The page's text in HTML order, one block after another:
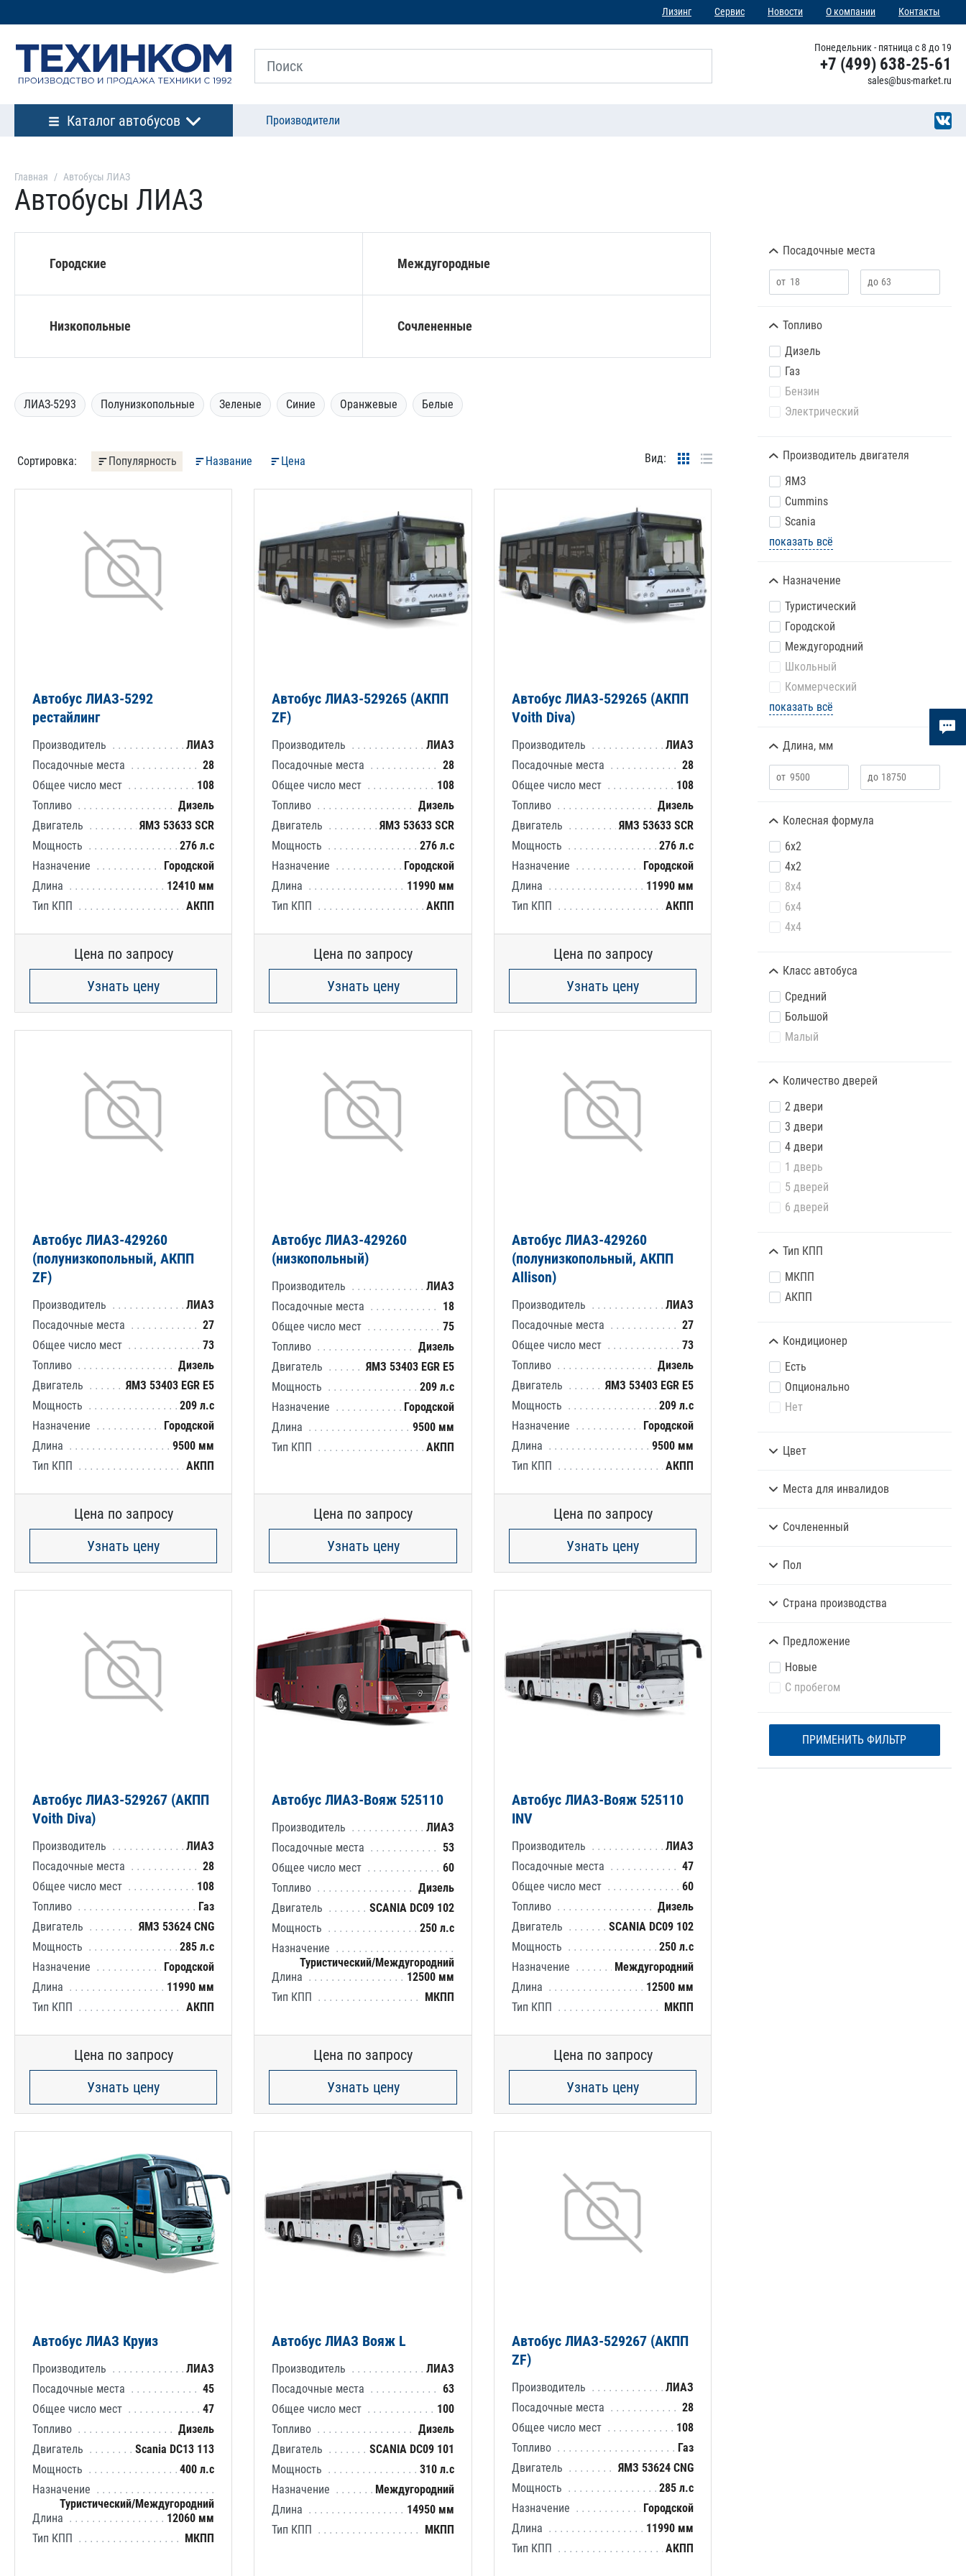
Лизинг Сервис Новости О компании Контакты
Понедельник - пятница с 8 до 19
+7 (499) 638-25-61
sales@bus-market.ru
Каталог автобусов Производители
Главная Автобусы ЛИАЗ
Автобусы ЛИАЗ
Посадочные места
Топливо
Дизель
Газ
Бензин
Электрический
Производитель двигателя
ЯМЗ
Cummins
Scania
показать всё
Назначение
Туристический
Городской
Междугородний
Школьный
Коммерческий
показать всё
Длина, мм
Колесная формула
6х2
4х2
8х4
6х4
4х4
Класс автобуса
Средний
Большой
Малый
Количество дверей
2 двери
3 двери
4 двери
1 дверь
5 дверей
6 дверей
Тип КПП
МКПП
АКПП
Кондиционер
Есть
Опционально
Нет
Цвет
Места для инвалидов
Сочлененный
Пол
Страна производства
Предложение
Новые
С пробегом
ПРИМЕНИТЬ ФИЛЬТР
Городские Междугородные
Низкопольные Сочлененные
ЛИАЗ-5293 Полунизкопольные Зеленые Синие Оранжевые Белые
Сортировка: Популярность Название Цена Вид:
Автобус ЛИАЗ-5292
рестайлинг
Производитель
ЛИАЗ
Посадочные места
28
Общее число мест
108
Топливо
Дизель
Двигатель
ЯМЗ 53633 SCR
Мощность
276 л.с
Назначение
Городской
Длина
12410 мм
Тип КПП
АКПП
Цена по запросу
Узнать цену
Автобус ЛИАЗ-529265 (АКПП
ZF)
Производитель
ЛИАЗ
Посадочные места
28
Общее число мест
108
Топливо
Дизель
Двигатель
ЯМЗ 53633 SCR
Мощность
276 л.с
Назначение
Городской
Длина
11990 мм
Тип КПП
АКПП
Цена по запросу
Узнать цену
Автобус ЛИАЗ-529265 (АКПП
Voith Diva)
Производитель
ЛИАЗ
Посадочные места
28
Общее число мест
108
Топливо
Дизель
Двигатель
ЯМЗ 53633 SCR
Мощность
276 л.с
Назначение
Городской
Длина
11990 мм
Тип КПП
АКПП
Цена по запросу
Узнать цену
Автобус ЛИАЗ-429260
(полунизкопольный, АКПП
ZF)
Производитель
ЛИАЗ
Посадочные места
27
Общее число мест
73
Топливо
Дизель
Двигатель
ЯМЗ 53403 EGR E5
Мощность
209 л.с
Назначение
Городской
Длина
9500 мм
Тип КПП
АКПП
Цена по запросу
Узнать цену
Автобус ЛИАЗ-429260
(низкопольный)
Производитель
ЛИАЗ
Посадочные места
18
Общее число мест
75
Топливо
Дизель
Двигатель
ЯМЗ 53403 EGR E5
Мощность
209 л.с
Назначение
Городской
Длина
9500 мм
Тип КПП
АКПП
Цена по запросу
Узнать цену
Автобус ЛИАЗ-429260
(полунизкопольный, АКПП
Allison)
Производитель
ЛИАЗ
Посадочные места
27
Общее число мест
73
Топливо
Дизель
Двигатель
ЯМЗ 53403 EGR E5
Мощность
209 л.с
Назначение
Городской
Длина
9500 мм
Тип КПП
АКПП
Цена по запросу
Узнать цену
Автобус ЛИАЗ-529267 (АКПП
Voith Diva)
Производитель
ЛИАЗ
Посадочные места
28
Общее число мест
108
Топливо
Газ
Двигатель
ЯМЗ 53624 CNG
Мощность
285 л.с
Назначение
Городской
Длина
11990 мм
Тип КПП
АКПП
Цена по запросу
Узнать цену
Автобус ЛИАЗ-Вояж 525110
Производитель
ЛИАЗ
Посадочные места
53
Общее число мест
60
Топливо
Дизель
Двигатель
SCANIA DC09 102
Мощность
250 л.с
Назначение
Туристический/Междугородний
Длина
12500 мм
Тип КПП
МКПП
Цена по запросу
Узнать цену
Автобус ЛИАЗ-Вояж 525110
INV
Производитель
ЛИАЗ
Посадочные места
47
Общее число мест
60
Топливо
Дизель
Двигатель
SCANIA DC09 102
Мощность
250 л.с
Назначение
Междугородний
Длина
12500 мм
Тип КПП
МКПП
Цена по запросу
Узнать цену
Автобус ЛИАЗ Круиз
Производитель
ЛИАЗ
Посадочные места
45
Общее число мест
47
Топливо
Дизель
Двигатель
Scania DC13 113
Мощность
400 л.с
Назначение
Туристический/Междугородний
Длина
12060 мм
Тип КПП
МКПП
Автобус ЛИАЗ Вояж L
Производитель
ЛИАЗ
Посадочные места
63
Общее число мест
100
Топливо
Дизель
Двигатель
SCANIA DC09 101
Мощность
310 л.с
Назначение
Междугородний
Длина
14950 мм
Тип КПП
МКПП
Автобус ЛИАЗ-529267 (АКПП
ZF)
Производитель
ЛИАЗ
Посадочные места
28
Общее число мест
108
Топливо
Газ
Двигатель
ЯМЗ 53624 CNG
Мощность
285 л.с
Назначение
Городской
Длина
11990 мм
Тип КПП
АКПП